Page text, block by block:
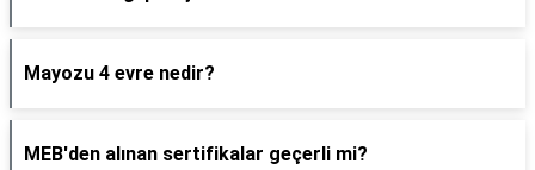
Mayozu 4 evre nedir?
MEB'den alınan sertifikalar geçerli mi?